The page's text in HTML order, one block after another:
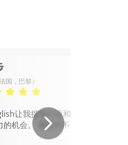
国，巴黎）
让我提高口语和书面表
的机会。 我绝对不会错过